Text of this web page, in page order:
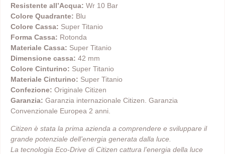
Resistente all’Acqua: Wr 10 Bar
Colore Quadrante: Blu
Colore Cassa: Super Titanio
Forma Cassa: Rotonda
Materiale Cassa: Super Titanio
Dimensione cassa: 42 mm
Colore Cinturino: Super Titanio
Materiale Cinturino: Super Titanio
Confezione: Originale Citizen
Garanzia: Garanzia internazionale Citizen. Garanzia
Convenzionale Europea 2 anni.
Citizen è stata la prima azienda a comprendere e sviluppare il
grande potenziale dell’energia generata dalla luce.
La tecnologia Eco-Drive di Citizen cattura l’energia della luce